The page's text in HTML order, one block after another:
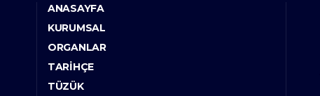
ANASAYFA
KURUMSAL
ORGANLAR
TARIHÇE
TÜZÜK